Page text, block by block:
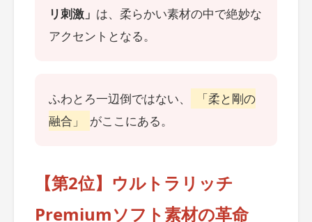
リ刺激」 は、柔らかい素材の中で絶妙な
アクセントとなる。
ふわとろ一辺倒ではない、
「柔と剛の
融合」
がここにある。
【第2位】ウルトラリッチ
Premiumソフト素材の革命